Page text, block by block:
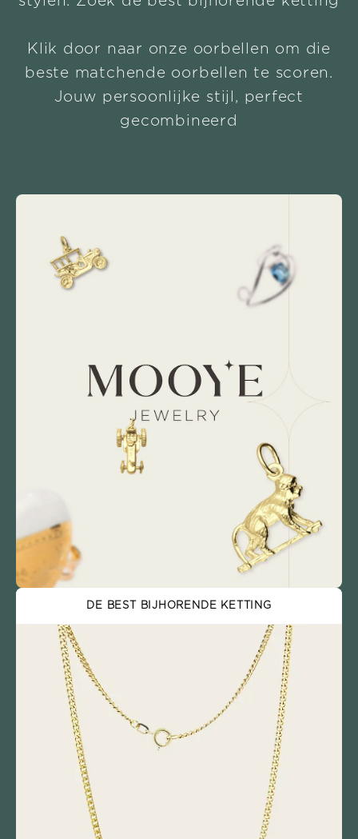
Klik door naar onze oorbellen om die
beste matchende oorbellen te scoren.
Jouw persoonlijke stijl, perfect
gecombineerd
DE BEST BIJHORENDE KETTING